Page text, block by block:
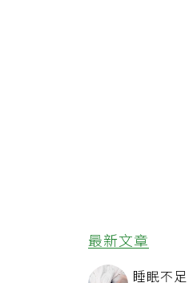
最新文章